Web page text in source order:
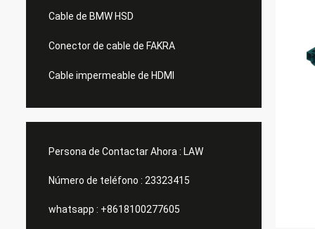
Cable de BMW HSD
Conector de cable de FAKRA
Cable impermeable de HDMI
Persona de Contactar Ahora : LAW
Número de teléfono : 23323415
whatsapp : +8618100277605